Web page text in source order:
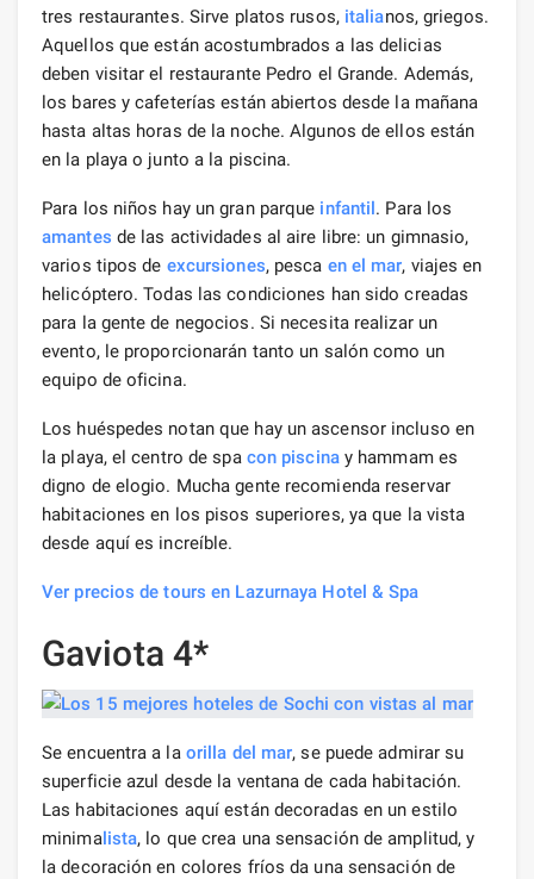
tres restaurantes. Sirve platos rusos, italianos, griegos.
Aquellos que están acostumbrados a las delicias
deben visitar el restaurante Pedro el Grande. Además,
los bares y cafeterías están abiertos desde la mañana
hasta altas horas de la noche. Algunos de ellos están
en la playa o junto a la piscina.
Para los niños hay un gran parque infantil. Para los
amantes de las actividades al aire libre: un gimnasio,
varios tipos de excursiones, pesca en el mar, viajes en
helicóptero. Todas las condiciones han sido creadas
para la gente de negocios. Si necesita realizar un
evento, le proporcionarán tanto un salón como un
equipo de oficina.
Los huéspedes notan que hay un ascensor incluso en
la playa, el centro de spa con piscinay hammam es
digno de elogio. Mucha gente recomienda reservar
habitaciones en los pisos superiores, ya que la vista
desde aquí es increíble.
Ver precios de tours en Lazurnaya Hotel & Spa
Gaviota 4*
Se encuentra a la orilla del mar, se puede admirar su
superficie azul desde la ventana de cada habitación.
Las habitaciones aquí están decoradas en un estilo
minimalista, lo que crea una sensación de amplitud, y
la decoración en colores fríos da una sensación de